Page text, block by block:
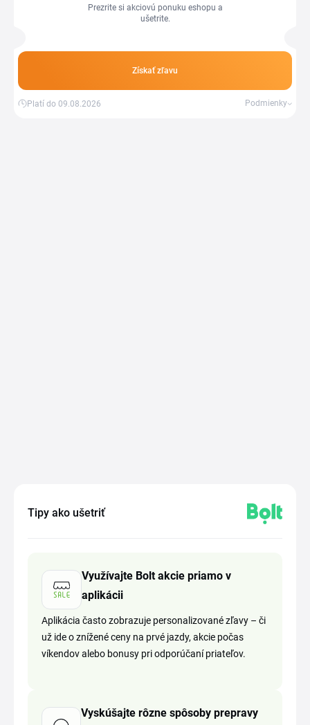
Prezrite si akciovú ponuku eshopu a
ušetrite.
Získať zľavu
Platí do 09.08.2026 Podmienky
Tipy ako ušetriť
Využívajte Bolt akcie priamo v
aplikácii
Aplikácia často zobrazuje personalizované zľavy – či
už ide o znížené ceny na prvé jazdy, akcie počas
víkendov alebo bonusy pri odporúčaní priateľov.
Vyskúšajte rôzne spôsoby prepravy